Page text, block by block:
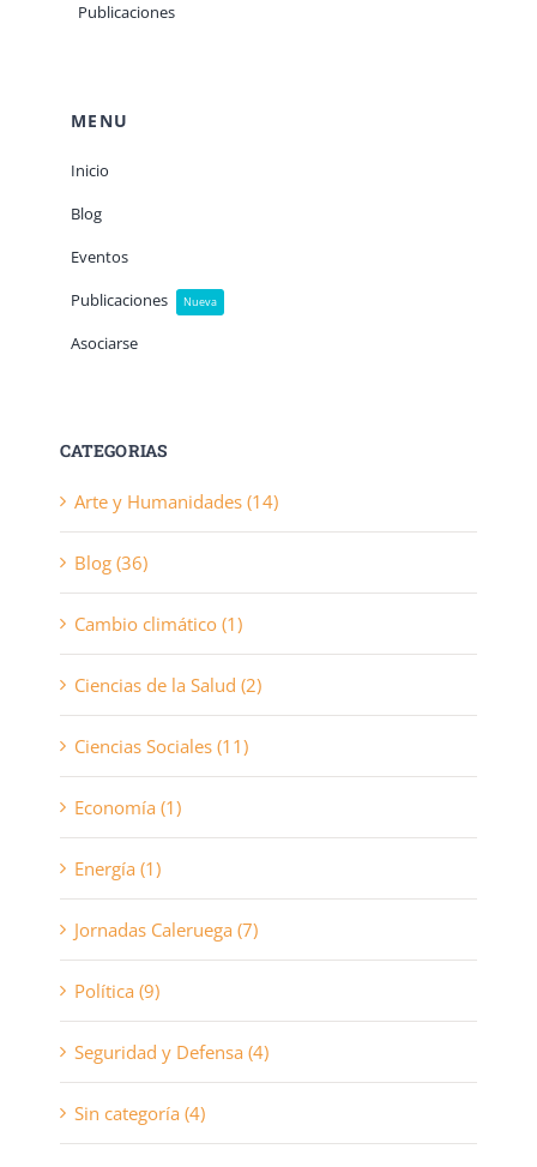
Publicaciones
MENU
Inicio
Blog
Eventos
Publicaciones
Nueva
Asociarse
CATEGORIAS
Arte y Humanidades (14)
Blog (36)
Cambio climático (1)
Ciencias de la Salud (2)
Ciencias Sociales (11)
Economía (1)
Energía (1)
Jornadas Caleruega (7)
Política (9)
Seguridad y Defensa (4)
Sin categoría (4)